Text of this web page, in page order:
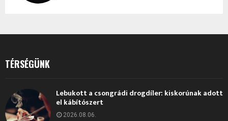
TÉRSÉGÜNK
Lebukott a csongrádi drogdíler: kiskorúnak adott
el kábítószert
2026.08.06.